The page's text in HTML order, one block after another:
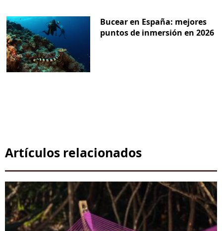
Bucear en España: mejores
puntos de inmersión en 2026
Artículos relacionados